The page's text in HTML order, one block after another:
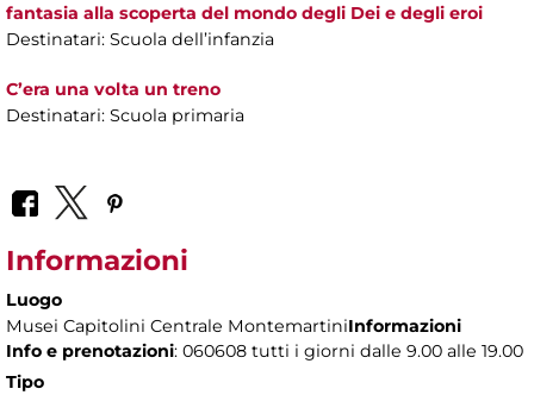
fantasia alla scoperta del mondo degli Dei e degli eroi
Destinatari: Scuola dell’infanzia
C’era una volta un treno
Destinatari: Scuola primaria
Informazioni
Luogo
Musei Capitolini Centrale MontemartiniInformazioni
Info e prenotazioni: 060608 tutti i giorni dalle 9.00 alle 19.00
Tipo